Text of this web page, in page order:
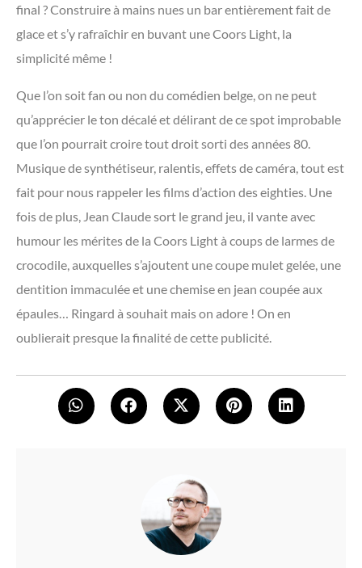
final ? Construire à mains nues un bar entièrement fait de
glace et s’y rafraîchir en buvant une Coors Light, la
simplicité même !
Que l’on soit fan ou non du comédien belge, on ne peut
qu’apprécier le ton décalé et délirant de ce spot improbable
que l’on pourrait croire tout droit sorti des années 80.
Musique de synthétiseur, ralentis, effets de caméra, tout est
fait pour nous rappeler les films d’action des eighties. Une
fois de plus, Jean Claude sort le grand jeu, il vante avec
humour les mérites de la Coors Light à coups de larmes de
crocodile, auxquelles s’ajoutent une coupe mulet gelée, une
dentition immaculée et une chemise en jean coupée aux
épaules… Ringard à souhait mais on adore ! On en
oublierait presque la finalité de cette publicité.